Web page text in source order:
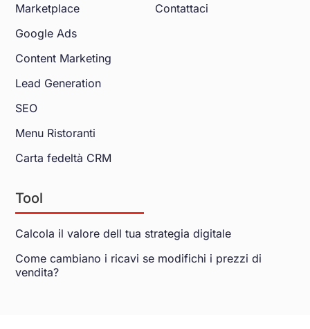
Marketplace
Google Ads
Content Marketing
Lead Generation
SEO
Menu Ristoranti
Carta fedeltà CRM
Contattaci
Tool
Calcola il valore dell tua strategia digitale
Come cambiano i ricavi se modifichi i prezzi di
vendita?